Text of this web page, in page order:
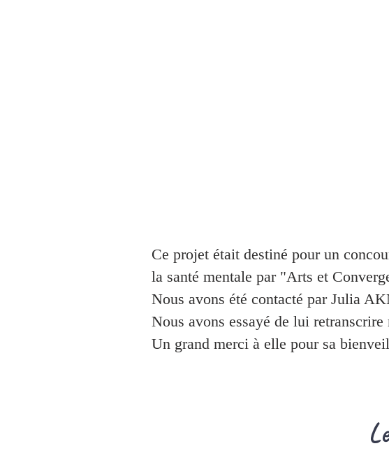
Ce projet était destiné pour un
la santé mentale par "Arts et
Nous avons été contacté par Julia
Nous avons essayé de lui
Un grand merci à elle pour sa